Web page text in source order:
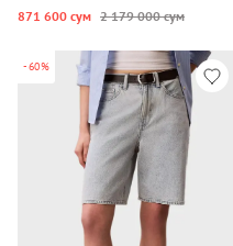
871 600 сум 2 179 000 сум
-60%